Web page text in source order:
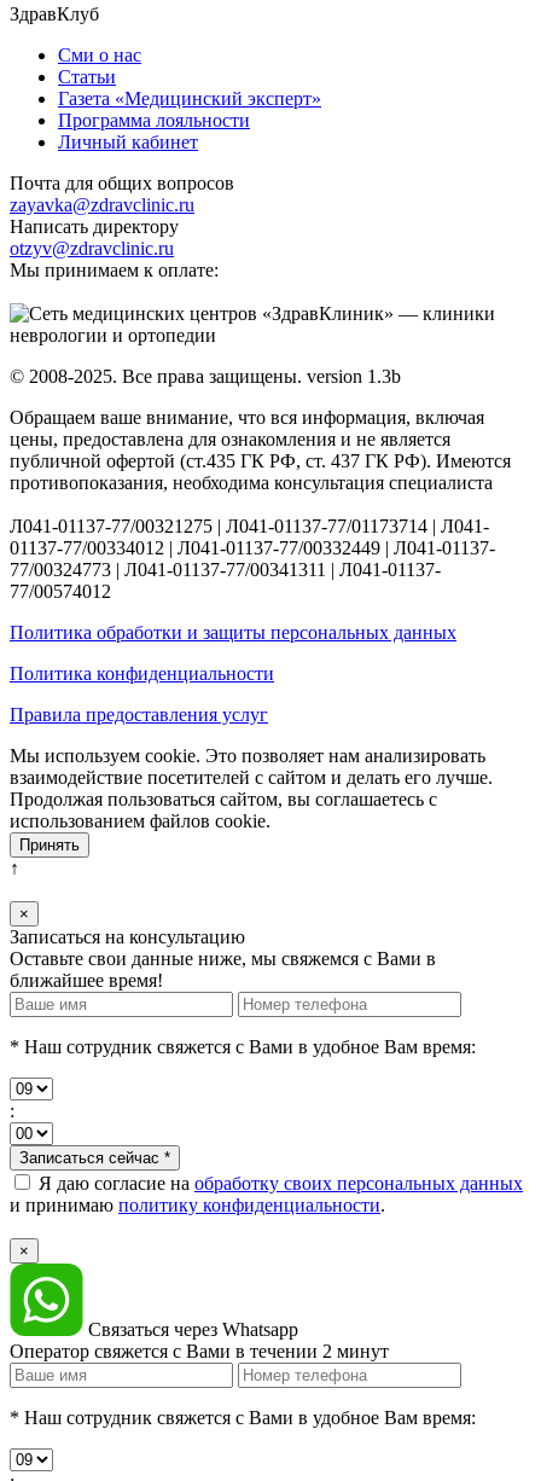
ЗдравКлуб
Сми о нас
Статьи
Газета «Медицинский эксперт»
Программа лояльности
Личный кабинет
Почта для общих вопросов
zayavka@zdravclinic.ru
Написать директору
otzyv@zdravclinic.ru
Мы принимаем к оплате:
© 2008-2025. Все права защищены. version 1.3b
Обращаем ваше внимание, что вся информация, включая
цены, предоставлена для ознакомления и не является
публичной офертой (ст.435 ГК РФ, ст. 437 ГК РФ). Имеются
противопоказания, необходима консультация специалиста
Л041-01137-77/00321275 | Л041-01137-77/01173714 | Л041-
01137-77/00334012 | Л041-01137-77/00332449 | Л041-01137-
77/00324773 | Л041-01137-77/00341311 | Л041-01137-
77/00574012
Политика обработки и защиты персональных данных
Политика конфиденциальности
Правила предоставления услуг
Мы используем cookie. Это позволяет нам анализировать
взаимодействие посетителей с сайтом и делать его лучше.
Продолжая пользоваться сайтом, вы соглашаетесь с
использованием файлов cookie.
Принять
↑
×
Записаться на консультацию
Оставьте свои данные ниже, мы свяжемся с Вами в
ближайшее время!
* Наш сотрудник свяжется с Вами в удобное Вам время:
:
Записаться сейчас *
Я даю согласие на обработку своих персональных данных
и принимаю политику конфиденциальности.
×
Связаться через Whatsapp
Оператор свяжется с Вами в течении 2 минут
* Наш сотрудник свяжется с Вами в удобное Вам время: